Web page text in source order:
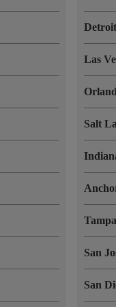
Las
Salt
San
San